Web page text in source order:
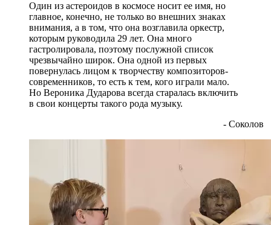
Один из астероидов в космосе носит ее имя, но
главное, конечно, не только во внешних знаках
внимания, а в том, что она возглавила оркестр,
которым руководила 29 лет. Она много
гастролировала, поэтому послужной список
чрезвычайно широк. Она одной из первых
повернулась лицом к творчеству композиторов-
современников, то есть к тем, кого играли мало.
Но Вероника Дударова всегда старалась включить
в свои концерты такого рода музыку.
- Соколов